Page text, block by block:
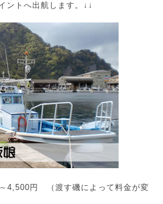
ントへ出航します。↓↓
4,500円 （渡す磯によって料金が変